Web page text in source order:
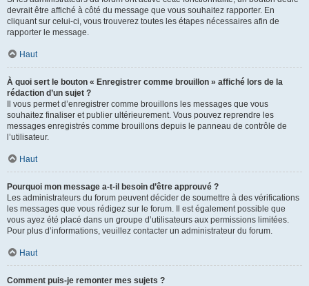
devrait être affiché à côté du message que vous souhaitez rapporter. En
cliquant sur celui-ci, vous trouverez toutes les étapes nécessaires afin de
rapporter le message.
Haut
À quoi sert le bouton « Enregistrer comme brouillon » affiché lors de la
rédaction d’un sujet ?
Il vous permet d’enregistrer comme brouillons les messages que vous
souhaitez finaliser et publier ultérieurement. Vous pouvez reprendre les
messages enregistrés comme brouillons depuis le panneau de contrôle de
l’utilisateur.
Haut
Pourquoi mon message a-t-il besoin d’être approuvé ?
Les administrateurs du forum peuvent décider de soumettre à des vérifications
les messages que vous rédigez sur le forum. Il est également possible que
vous ayez été placé dans un groupe d’utilisateurs aux permissions limitées.
Pour plus d’informations, veuillez contacter un administrateur du forum.
Haut
Comment puis-je remonter mes sujets ?